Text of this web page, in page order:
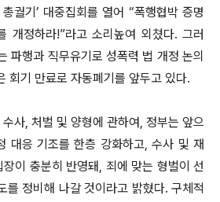
궐기’ 대중집회를 열어 “폭행협박 증명
개정하라!”라고 소리높여 외쳤다. 그러
파행과 직무유기로 성폭력 법 개정 논의
회기 만료로 자동폐기를 앞두고 있다.
사, 처벌 및 양형에 관하여, 정부는 앞으
대응 기조를 한층 강화하고, 수사 및 재
이 충분히 반영돼, 죄에 맞는 형벌이 선
를 정비해 나갈 것이라고 밝혔다. 구체적